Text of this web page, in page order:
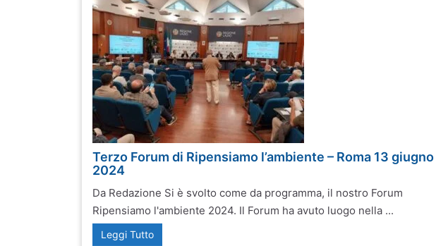
Terzo Forum di Ripensiamo l’ambiente – Roma 13 giugno
2024
Da Redazione Si è svolto come da programma, il nostro Forum
Ripensiamo l'ambiente 2024. Il Forum ha avuto luogo nella ...
Leggi Tutto